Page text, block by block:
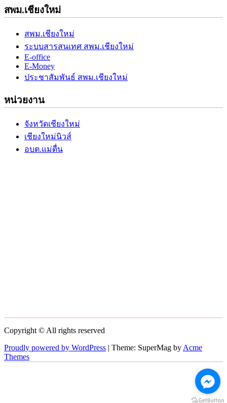
สพม.เชียงใหม่
สพม.เชียงใหม่
ระบบสารสนเทศ สพม.เชียงใหม่
E-office
E-Money
ประชาสัมพันธ์ สพม.เชียงใหม่
หน่วยงาน
จังหวัดเชียงใหม่
เชียงใหม่นิวส์
อบต.แม่ตื่น
Copyright © All rights reserved
Proudly powered by WordPress | Theme: SuperMag by Acme
Themes